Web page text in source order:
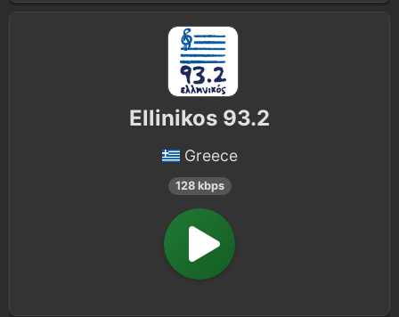
Ellinikos 93.2
Greece
128 kbps